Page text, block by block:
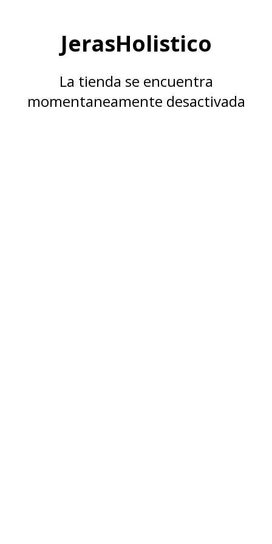
JerasHolistico
La tienda se encuentra
momentaneamente desactivada